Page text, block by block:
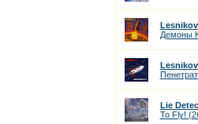
Демоны
Lie
To Fly!